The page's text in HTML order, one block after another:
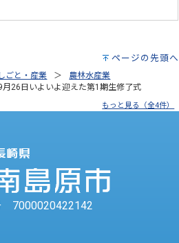
ページの先頭へ
しごと・産業
農林水産業
26日いよいよ迎えた第1期生修了式
もっと見る（全4件）
7000020422142